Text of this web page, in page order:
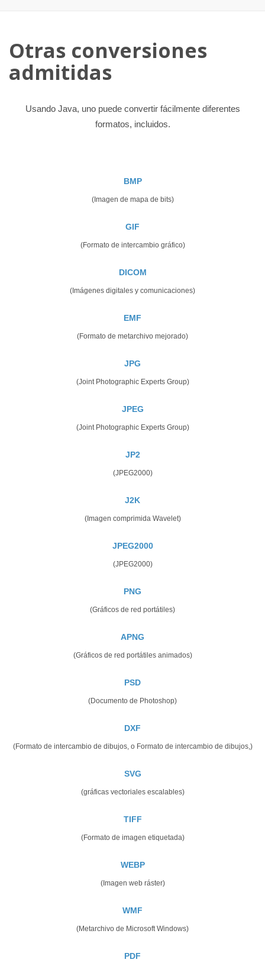
Otras conversiones
admitidas
Usando Java, uno puede convertir fácilmente diferentes
formatos, incluidos.
BMP
(Imagen de mapa de bits)
GIF
(Formato de intercambio gráfico)
DICOM
(Imágenes digitales y comunicaciones)
EMF
(Formato de metarchivo mejorado)
JPG
(Joint Photographic Experts Group)
JPEG
(Joint Photographic Experts Group)
JP2
(JPEG2000)
J2K
(Imagen comprimida Wavelet)
JPEG2000
(JPEG2000)
PNG
(Gráficos de red portátiles)
APNG
(Gráficos de red portátiles animados)
PSD
(Documento de Photoshop)
DXF
(Formato de intercambio de dibujos, o Formato de intercambio de dibujos,)
SVG
(gráficas vectoriales escalables)
TIFF
(Formato de imagen etiquetada)
WEBP
(Imagen web ráster)
WMF
(Metarchivo de Microsoft Windows)
PDF